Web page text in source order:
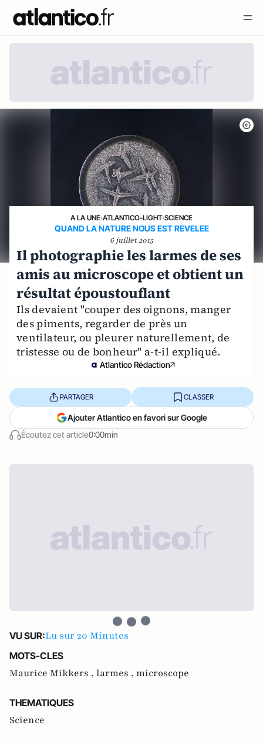
A LA UNE›ATLANTICO-LIGHT›SCIENCE
QUAND LA NATURE NOUS EST REVELEE
6 juillet 2015
Il photographie les larmes de ses
amis au microscope et obtient un
résultat époustouflant
Ils devaient "couper des oignons, manger
des piments, regarder de près un
ventilateur, ou pleurer naturellement, de
tristesse ou de bonheur" a-t-il expliqué.
Atlantico Rédaction
Écoutez cet article0:00min
PARTAGER CLASSER
Ajouter Atlantico en favori sur Google
VU SUR:Lu sur 20 Minutes
MOTS-CLES
Maurice Mikkers , larmes , microscope
THEMATIQUES
Science